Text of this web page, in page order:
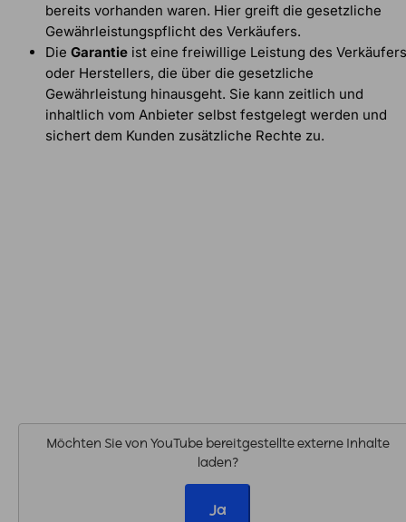
bereits vorhanden waren. Hier greift die gesetzliche
Gewährleistungspflicht des Verkäufers.
Die Garantie ist eine freiwillige Leistung des Verkäufers
oder Herstellers, die über die gesetzliche
Gewährleistung hinausgeht. Sie kann zeitlich und
inhaltlich vom Anbieter selbst festgelegt werden und
sichert dem Kunden zusätzliche Rechte zu.
Möchten Sie von YouTubebereitgestellte externe Inhalte
laden?
Ja